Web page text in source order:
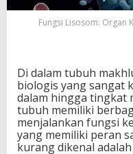
c
i
l
a
m
S
e
l
y
Fungsi Lisosom: Organ
Di dalam tubuh
biologis yang sangat
dalam hingga tingkat
tubuh memiliki
menjalankan fungsi
yang memiliki peran
kurang dikenal